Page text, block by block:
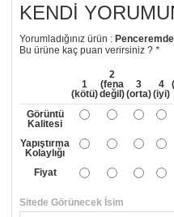
KENDI
Yorumladığınız ürün :
Bu ürüne kaç puan verirsiniz ?*
1
(kötü)
2
(fena
değil)
3
(orta)
4
(iyi)
Görüntü
Kalitesi
Yapıştırma
Kolaylığı
Fiyat
Sitede Görünecek İsim